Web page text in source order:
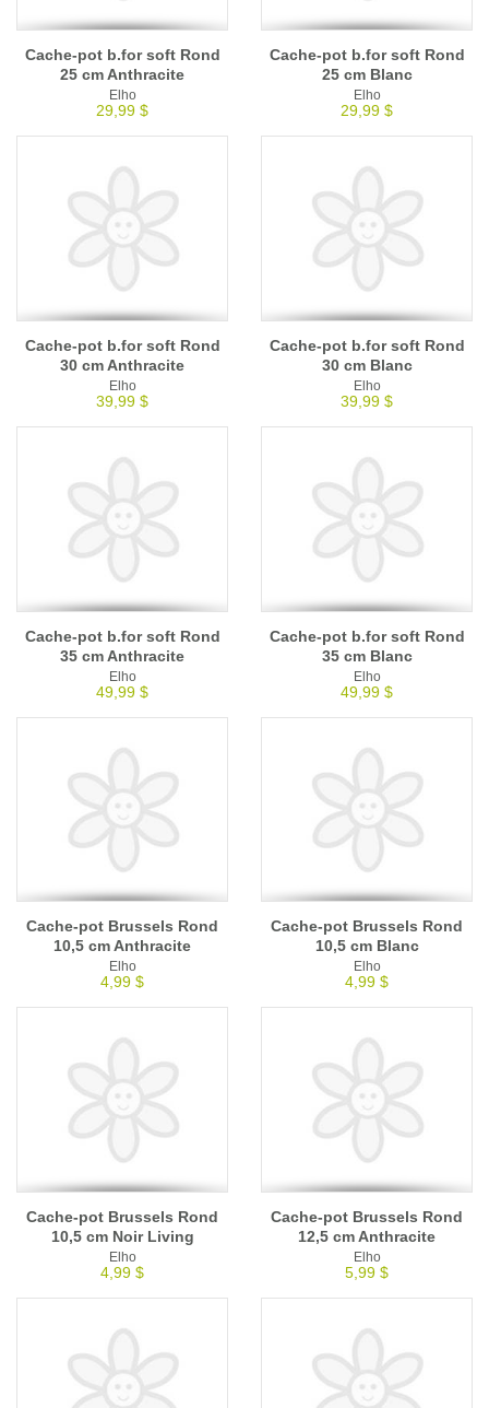
Cache-pot b.for soft Rond
25 cm Anthracite
Elho
29,99 $
Cache-pot b.for soft Rond
25 cm Blanc
Elho
29,99 $
Cache-pot b.for soft Rond
30 cm Anthracite
Elho
39,99 $
Cache-pot b.for soft Rond
30 cm Blanc
Elho
39,99 $
Cache-pot b.for soft Rond
35 cm Anthracite
Elho
49,99 $
Cache-pot b.for soft Rond
35 cm Blanc
Elho
49,99 $
Cache-pot Brussels Rond
10,5 cm Anthracite
Elho
4,99 $
Cache-pot Brussels Rond
10,5 cm Blanc
Elho
4,99 $
Cache-pot Brussels Rond
10,5 cm Noir Living
Elho
4,99 $
Cache-pot Brussels Rond
12,5 cm Anthracite
Elho
5,99 $